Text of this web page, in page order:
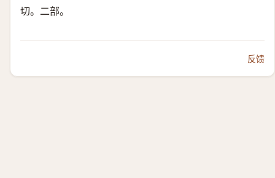
切。二部。
反馈